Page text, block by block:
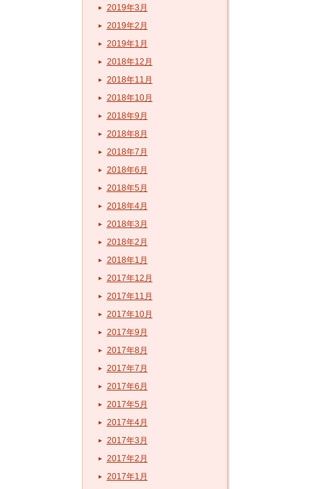
2019年3月
2019年2月
2019年1月
2018年12月
2018年11月
2018年10月
2018年9月
2018年8月
2018年7月
2018年6月
2018年5月
2018年4月
2018年3月
2018年2月
2018年1月
2017年12月
2017年11月
2017年10月
2017年9月
2017年8月
2017年7月
2017年6月
2017年5月
2017年4月
2017年3月
2017年2月
2017年1月